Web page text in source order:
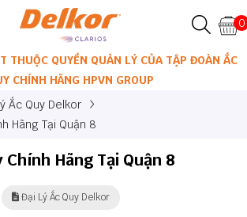
0
THUỘC QUYỀN QUẢN LÝ CỦA TẬP ĐOÀN ẮC
CHÍNH HÃNG HPVN GROUP
Ắc Quy Delkor
Hãng Tại Quận 8
Chính Hãng Tại Quận 8
Đại Lý Ắc Quy Delkor